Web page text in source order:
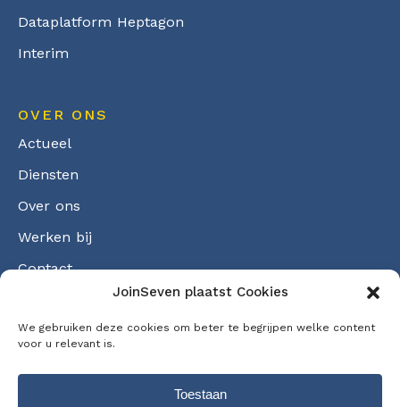
JoinSeven plaatst Cookies
We gebruiken deze cookies om beter te begrijpen welke content
voor u relevant is.
Toestaan
Dataplatform Heptagon
Interim
OVER ONS
Actueel
Diensten
Over ons
Werken bij
Contact